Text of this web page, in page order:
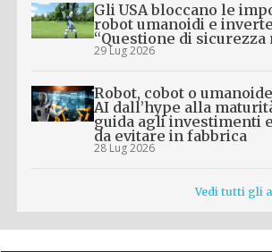
Gli USA bloccano le
robot umanoidi e
“Questione di sicurezza
29 Lug 2026
Robot, cobot o
AI dall’hype alla
guida agli investimenti
da evitare in fabbrica
28 Lug 2026
Vedi tutti gli